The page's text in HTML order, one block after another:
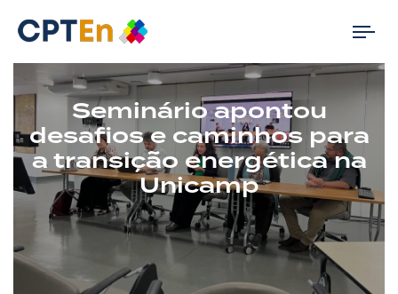
Seminário apontou
desafios e caminhos para
a transição energética na
Unicamp